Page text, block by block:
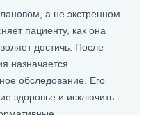
а не экстренном
пациенту, как она
достичь. После
назначается
обследование. Его
здоровье и исключить